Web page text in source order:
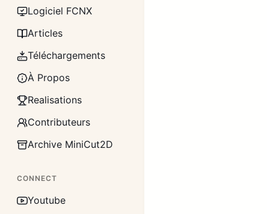
Logiciel FCNX
Articles
Téléchargements
À Propos
Realisations
Contributeurs
Archive MiniCut2D
CONNECT
Youtube